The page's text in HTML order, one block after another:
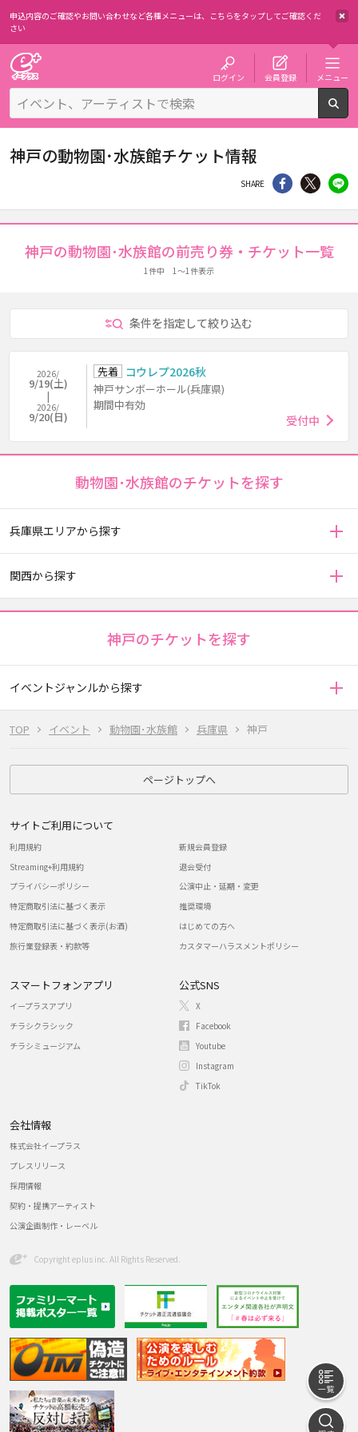
申込内容のご確認やお問い合わせなど各種メニューは、 こちらをタップしてご確認くだ
さい
ログイン 会員登録 メニュー
TOP イベント 動物園･水族館 兵庫県 神戸
神戸の動物園･水族館チケット情報
SHARE シェア Twitter
神戸の動物園･水族館の前売り券・チケット一覧
1件中 1～1件表示
条件を指定して絞り込む
2026/
9/19(土)
2026/
9/20(日)
先着 コウレプ2026秋
神戸サンボーホール(兵庫県)
期間中有効
受付中
動物園･水族館のチケットを探す
兵庫県エリアから探す
関西から探す
神戸のチケットを探す
イベントジャンルから探す
ページトップへ
サイトご利用について
利用規約
Streaming+利用規約
プライバシーポリシー
特定商取引法に基づく表示
特定商取引法に基づく表示(お酒)
旅行業登録表・約款等
新規会員登録
退会受付
公演中止・延期・変更
推奨環境
はじめての方へ
カスタマーハラスメントポリシー
スマートフォンアプリ
イープラスアプリ
チラシクラシック
チラシミュージアム
公式SNS
X
Facebook
Youtube
Instagram
TikTok
会社情報
株式会社イープラス
プレスリリース
採用情報
契約・提携アーティスト
公演企画制作・レーベル
Copyright eplus inc. All Rights Reserved.